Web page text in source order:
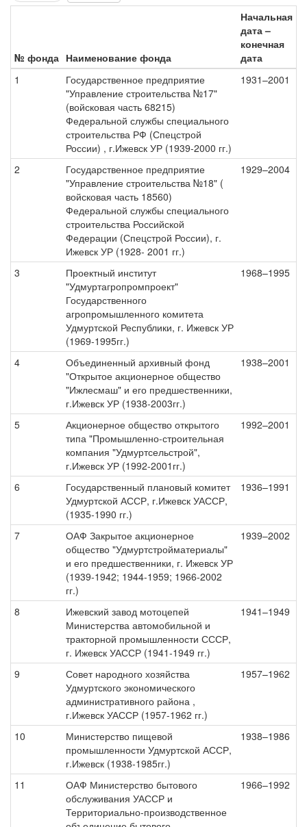
№ фонда Наименование фонда
Начальная
дата –
конечная
дата
1
Государственное предприятие
"Управление строительства №17"
(войсковая часть 68215)
Федеральной службы специального
строительства РФ (Спецстрой
России) , г.Ижевск УР (1939-2000 гг.)
1931–2001
2
Государственное предприятие
"Управление строительства №18" (
войсковая часть 18560)
Федеральной службы специального
строительства Российской
Федерации (Спецстрой России), г.
Ижевск УР (1928- 2001 гг.)
1929–2004
3
Проектный институт
"Удмуртагропромпроект"
Государственного
агропромышленного комитета
Удмуртской Республики, г. Ижевск УР
(1969-1995гг.)
1968–1995
4
Объединенный архивный фонд
"Открытое акционерное общество
"Ижлесмаш" и его предшественники,
г.Ижевск УР (1938-2003гг.)
1938–2001
5
Акционерное общество открытого
типа "Промышленно-строительная
компания "Удмуртсельстрой",
г.Ижевск УР (1992-2001гг.)
1992–2001
6
Государственный плановый комитет
Удмуртской АССР, г.Ижевск УАССР,
(1935-1990 гг.)
1936–1991
7
ОАФ Закрытое акционерное
общество "Удмуртстройматериалы"
и его предшественники, г. Ижевск УР
(1939-1942; 1944-1959; 1966-2002
гг.)
1939–2002
8
Ижевский завод мотоцепей
Министерства автомобильной и
тракторной промышленности СССР,
г. Ижевск УАССР (1941-1949 гг.)
1941–1949
9
Совет народного хозяйства
Удмуртского экономического
административного района ,
г.Ижевск УАССР (1957-1962 гг.)
1957–1962
10
Министерство пищевой
промышленности Удмуртской АССР,
г.Ижевск (1938-1985гг.)
1938–1986
11
ОАФ Министерство бытового
обслуживания УАССР и
Территориально-производственное
1966–1992